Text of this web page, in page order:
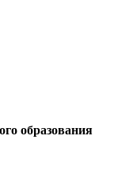
образования